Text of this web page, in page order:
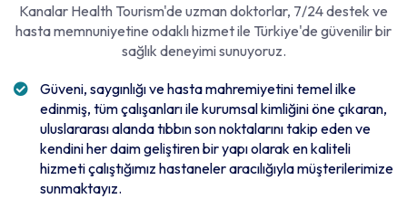
Kanalar Health Tourism'de uzman doktorlar, 7/24 destek ve
hasta memnuniyetine odaklı hizmet ile Türkiye'de güvenilir bir
sağlık deneyimi sunuyoruz.
Güveni, saygınlığı ve hasta mahremiyetini temel ilke
edinmiş, tüm çalışanları ile kurumsal kimliğini öne çıkaran,
uluslararası alanda tıbbın son noktalarını takip eden ve
kendini her daim geliştiren bir yapı olarak en kaliteli
hizmeti çalıştığımız hastaneler aracılığıyla müşterilerimize
sunmaktayız.